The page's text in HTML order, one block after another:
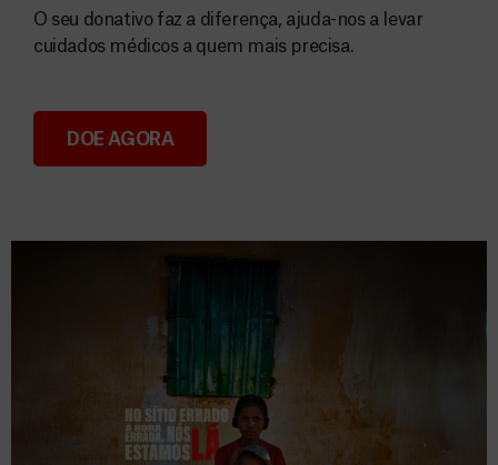
Donativos
O seu donativo faz a diferença, ajuda-nos a levar
cuidados médicos a quem mais precisa.
DOE AGORA